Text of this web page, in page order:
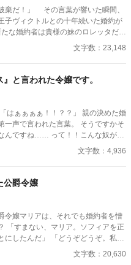
響いた瞬間、
子ヴィクトルとの十年続いた婚約が
婚約者は貴様の妹のロレッタだ！
は、リシェンヌの二歳下の妹であ
まったの。ごめんなさいね」 ま
タの声がリシェンヌには呪いのよう
奪ったにもかかわらず、歪んだ喜
呆
から、妹に奪われ続けてきたのだ
文字数：23,148
と言われた令嬢です。
ぁぁ！！？？」 親の決めた婚
われた言葉。 そうですかそ
て！！こんな奴が婚
お父様！！こいつと結婚しろと言う
？結納金貰っちゃった？ それじゃ
文字数：4,936
公爵令嬢
令嬢マリアは、それでも婚約者を憎
「すまない、マリア。ソフィアを正
にしたんだ」 「どうぞどうぞ。私は
リアは妹のソフィアを祝福した。
少しずつ歩み寄っていた。
文字数：20,630